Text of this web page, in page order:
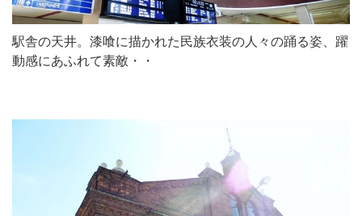
駅舎の天井。漆喰に描かれた民族衣装の人々の踊る姿、躍
動感にあふれて素敵・・